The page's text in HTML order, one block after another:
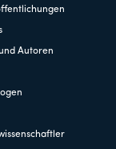
Autoren